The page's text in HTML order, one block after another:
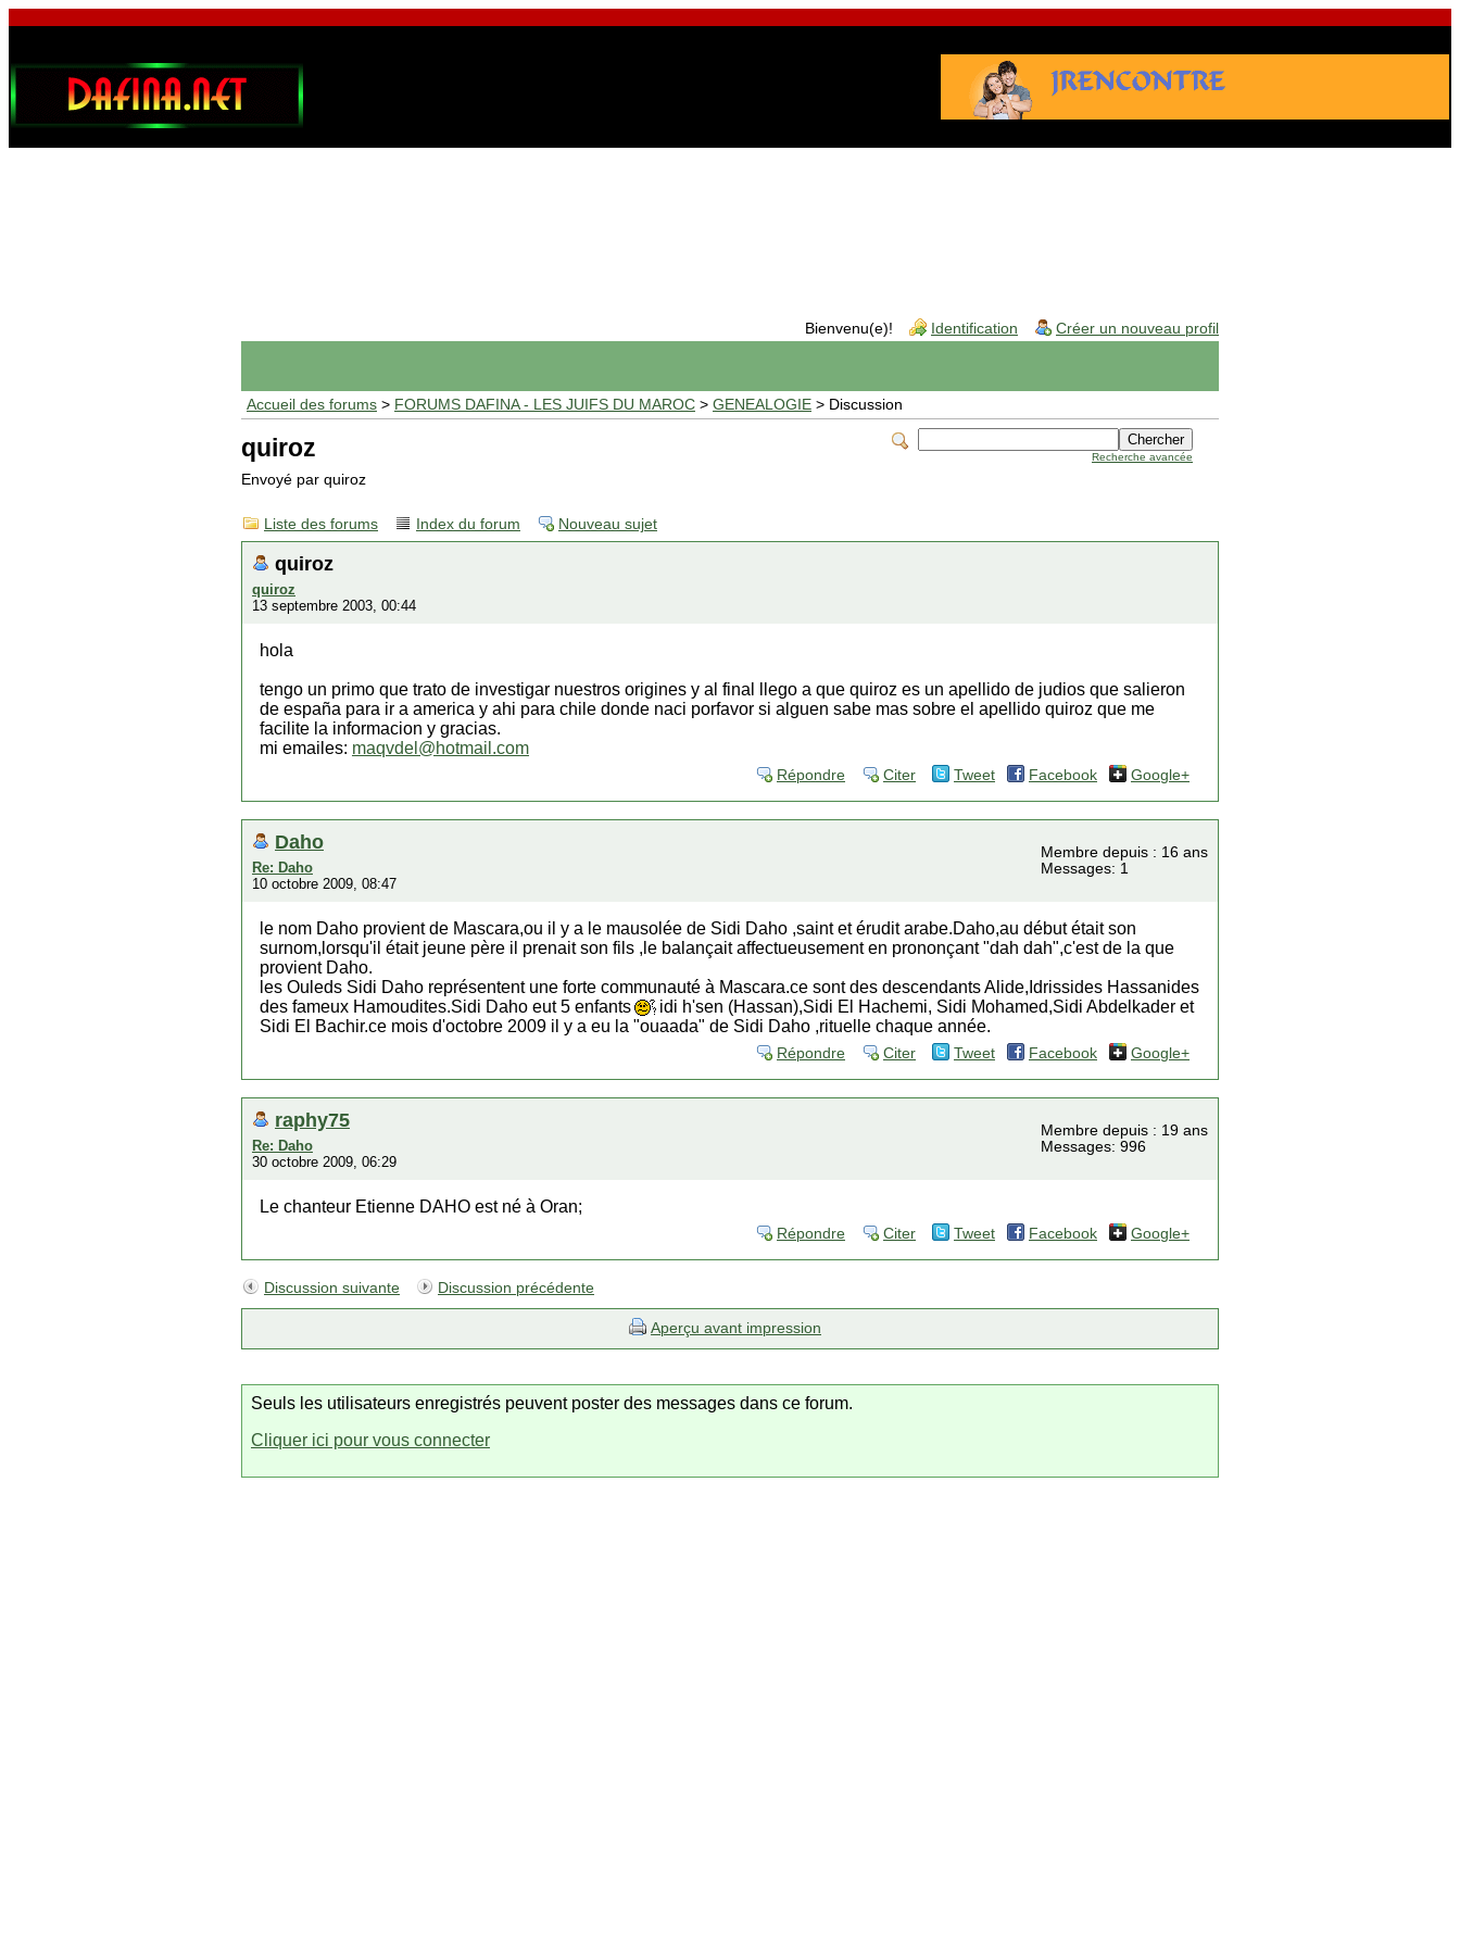
Bienvenu(e)! Identification Créer un nouveau profil
Accueil des forums > FORUMS DAFINA - LES JUIFS DU MAROC > GENEALOGIE > Discussion
Recherche avancée
quiroz
Envoyé par quiroz
Liste des forums Index du forum Nouveau sujet
quiroz
quiroz
13 septembre 2003, 00:44
hola
tengo un primo que trato de investigar nuestros origines y al final llego a que quiroz es un apellido de judios que salieron
de españa para ir a america y ahi para chile donde naci porfavor si alguen sabe mas sobre el apellido quiroz que me
facilite la informacion y gracias.
mi emailes: maqvdel@hotmail.com
Répondre Citer Tweet Facebook Google+
Daho
Re: Daho
10 octobre 2009, 08:47
Membre depuis : 16 ans
Messages: 1
le nom Daho provient de Mascara,ou il y a le mausolée de Sidi Daho ,saint et érudit arabe.Daho,au début était son
surnom,lorsqu'il était jeune père il prenait son fils ,le balançait affectueusement en prononçant "dah dah",c'est de la que
provient Daho.
les Ouleds Sidi Daho représentent une forte communauté à Mascara.ce sont des descendants Alide,Idrissides Hassanides
des fameux Hamoudites.Sidi Daho eut 5 enfants
idi h'sen (Hassan),Sidi El Hachemi, Sidi Mohamed,Sidi Abdelkader et
Sidi El Bachir.ce mois d'octobre 2009 il y a eu la "ouaada" de Sidi Daho ,rituelle chaque année.
Répondre Citer Tweet Facebook Google+
raphy75
Re: Daho
30 octobre 2009, 06:29
Membre depuis : 19 ans
Messages: 996
Le chanteur Etienne DAHO est né à Oran;
Répondre Citer Tweet Facebook Google+
Discussion suivante Discussion précédente
Aperçu avant impression
Seuls les utilisateurs enregistrés peuvent poster des messages dans ce forum.
Cliquer ici pour vous connecter